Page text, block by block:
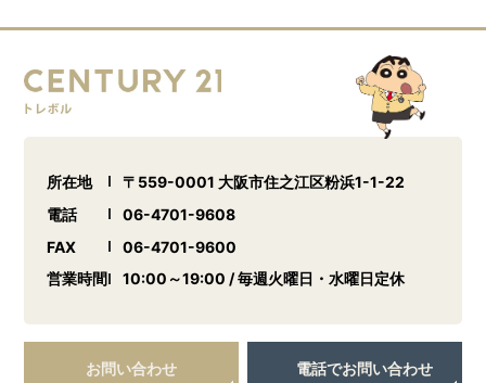
所在地
〒559-0001 大阪市住之江区粉浜1-1-22
電話
06-4701-9608
FAX
06-4701-9600
営業時間
10:00～19:00 / 毎週火曜日・水曜日定休
お問い合わせ 電話でお問い合わせ